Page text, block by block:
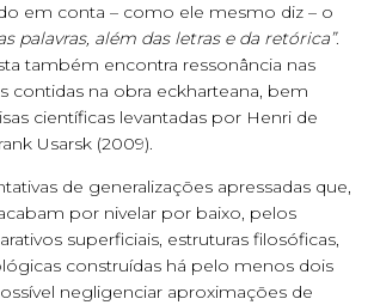
em conta – como ele mesmo diz – o
palavras, além das letras e da retórica”.
também encontra ressonância nas
contidas na obra eckharteana, bem
científicas levantadas por Henri de
Usarsk (2009).
de generalizações apressadas que,
por nivelar por baixo, pelos
superficiais, estruturas filosóficas,
construídas há pelo menos dois
negligenciar aproximações de